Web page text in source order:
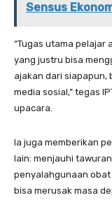
Sensus
“Tugas utama pelajar
yang justru bisa
ajakan dari siapapun,
media sosial,” tegas
upacara.
Ia juga memberikan
lain: menjauhi
penyalahgunaan obat
bisa merusak masa